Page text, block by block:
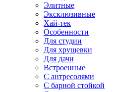
Элитные
Эксклюзивные
Хай-тек
Особенности
Для студии
Для хрущевки
Для дачи
Встроенные
С антресолями
С барной стойкой